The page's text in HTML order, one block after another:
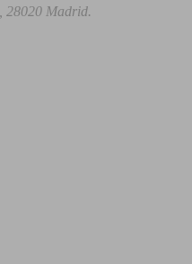
28020 Madrid.